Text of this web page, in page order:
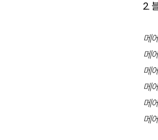
2.
메
메
메
메
메
메